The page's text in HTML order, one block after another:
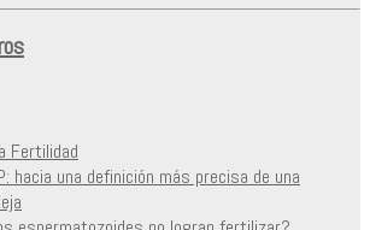
Fertilidad
hacia una definición más precisa de una